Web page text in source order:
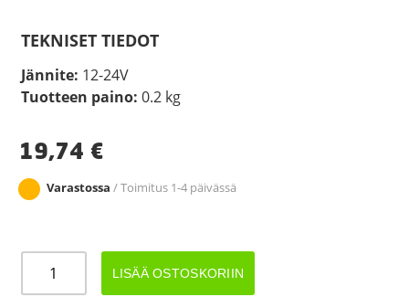
TEKNISET TIEDOT
Jännite: 12-24V
Tuotteen paino: 0.2 kg
19,74 €
Varastossa / Toimitus 1-4 päivässä
ÄÄRIVALO
LISÄÄ OSTOSKORIIN